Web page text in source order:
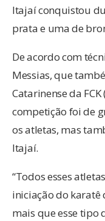
Itajaí conquistou
prata e uma de
De acordo com
Messias, que
Catarinense da
competição foi de
os atletas, mas
Itajaí.
“Todos esses
iniciação do karatê
mais que esse tipo